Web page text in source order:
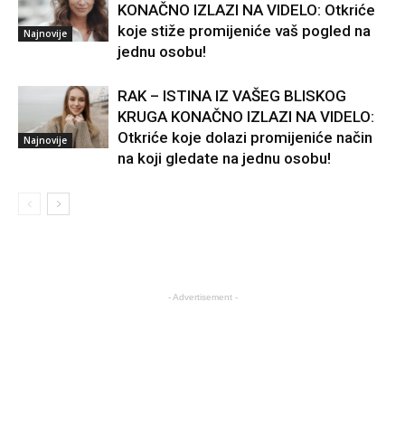
Najnovije
KONAČNO IZLAZI NA VIDELO: Otkriće
koje stiže promijeniće vaš pogled na
jednu osobu!
Najnovije
RAK – ISTINA IZ VAŠEG BLISKOG
KRUGA KONAČNO IZLAZI NA VIDELO:
Otkriće koje dolazi promijeniće način
na koji gledate na jednu osobu!
- Advertisement -